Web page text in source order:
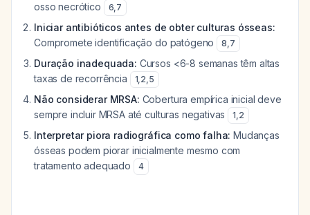
osso necrótico
6,7
Iniciar antibióticos antes de obter culturas ósseas:
Compromete identificação do patógeno
8,7
Duração inadequada: Cursos <6-8 semanas têm altas
taxas de recorrência
1,2,5
Não considerar MRSA: Cobertura empírica inicial deve
sempre incluir MRSA até culturas negativas
1,2
Interpretar piora radiográfica como falha: Mudanças
ósseas podem piorar inicialmente mesmo com
tratamento adequado
4